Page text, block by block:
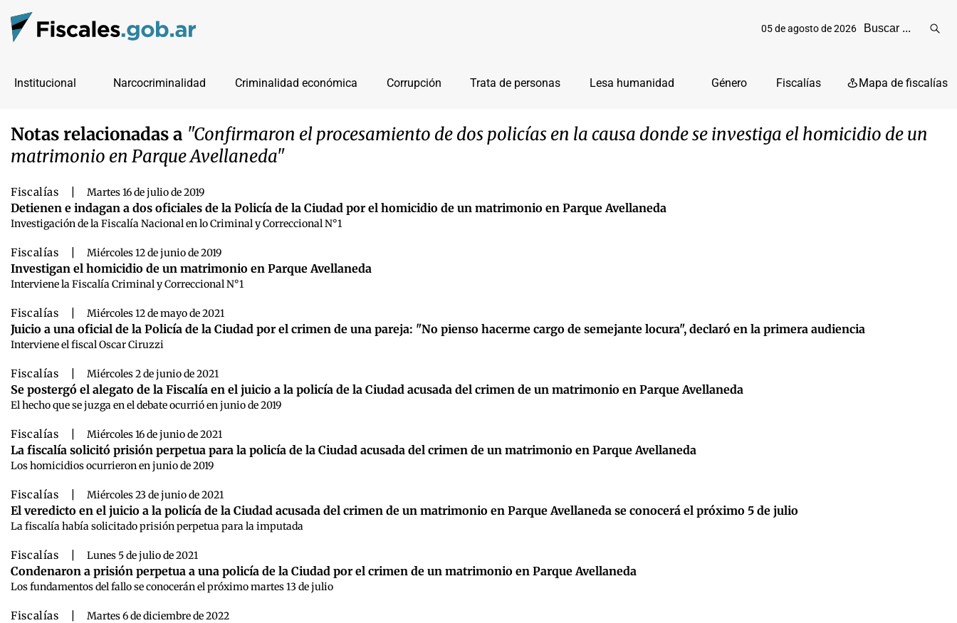
05 de agosto de 2026
Institucional Narcocriminalidad Criminalidad económica Corrupción Trata de personas Lesa humanidad Género Fiscalías Mapa de fiscalías
Notas relacionadas a "Confirmaron el procesamiento de dos policías en la causa donde se investiga el homicidio de un
matrimonio en Parque Avellaneda"
Fiscalías Martes 16 de julio de 2019
Detienen e indagan a dos oficiales de la Policía de la Ciudad por el homicidio de un matrimonio en Parque Avellaneda
Investigación de la Fiscalía Nacional en lo Criminal y Correccional N°1
Fiscalías Miércoles 12 de junio de 2019
Investigan el homicidio de un matrimonio en Parque Avellaneda
Interviene la Fiscalía Criminal y Correccional N°1
Fiscalías Miércoles 12 de mayo de 2021
Juicio a una oficial de la Policía de la Ciudad por el crimen de una pareja: "No pienso hacerme cargo de semejante locura", declaró en la primera audiencia
Interviene el fiscal Oscar Ciruzzi
Fiscalías Miércoles 2 de junio de 2021
Se postergó el alegato de la Fiscalía en el juicio a la policía de la Ciudad acusada del crimen de un matrimonio en Parque Avellaneda
El hecho que se juzga en el debate ocurrió en junio de 2019
Fiscalías Miércoles 16 de junio de 2021
La fiscalía solicitó prisión perpetua para la policía de la Ciudad acusada del crimen de un matrimonio en Parque Avellaneda
Los homicidios ocurrieron en junio de 2019
Fiscalías Miércoles 23 de junio de 2021
El veredicto en el juicio a la policía de la Ciudad acusada del crimen de un matrimonio en Parque Avellaneda se conocerá el próximo 5 de julio
La fiscalía había solicitado prisión perpetua para la imputada
Fiscalías Lunes 5 de julio de 2021
Condenaron a prisión perpetua a una policía de la Ciudad por el crimen de un matrimonio en Parque Avellaneda
Los fundamentos del fallo se conocerán el próximo martes 13 de julio
Fiscalías Martes 6 de diciembre de 2022